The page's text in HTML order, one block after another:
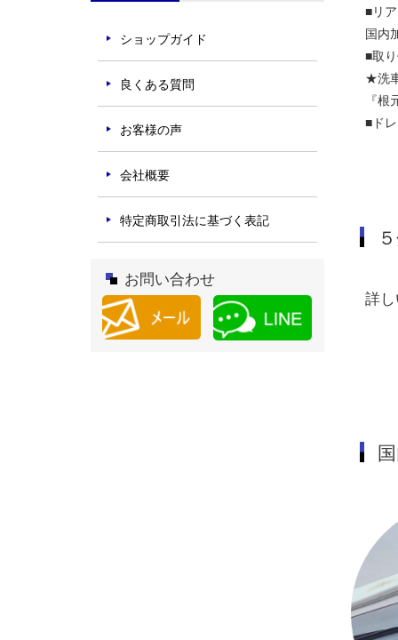
■リ
国内
■取
★洗
『
■ド
詳
ショップガイド
良くある質問
お客様の声
会社概要
特定商取引法に基づく表記
お問い合わせ